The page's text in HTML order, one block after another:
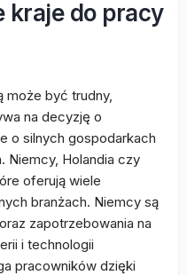
kraje do pracy
może być trudny,
na decyzję o
o silnych gospodarkach
Niemcy, Holandia czy
oferują wiele
branżach. Niemcy są
zapotrzebowania na
i technologii
pracowników dzięki